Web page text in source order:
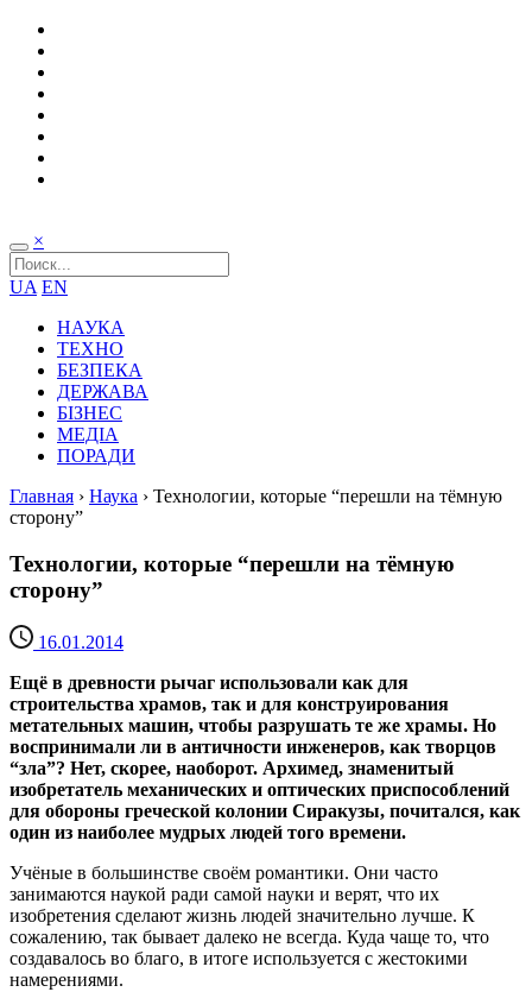
×
UA EN
НАУКА
ТЕХНО
БЕЗПЕКА
ДЕРЖАВА
БІЗНЕС
МЕДІА
ПОРАДИ
Главная › Наука › Технологии, которые “перешли на тёмную
сторону”
Технологии, которые “перешли на тёмную
сторону”
16.01.2014
Ещё в древности рычаг использовали как для
строительства храмов, так и для конструирования
метательных машин, чтобы разрушать те же храмы. Но
воспринимали ли в античности инженеров, как творцов
“зла”? Нет, скорее, наоборот. Архимед, знаменитый
изобретатель механических и оптических приспособлений
для обороны греческой колонии Сиракузы, почитался, как
один из наиболее мудрых людей того времени.
Учёные в большинстве своём романтики. Они часто
занимаются наукой ради самой науки и верят, что их
изобретения сделают жизнь людей значительно лучше. К
сожалению, так бывает далеко не всегда. Куда чаще то, что
создавалось во благо, в итоге используется с жестокими
намерениями.